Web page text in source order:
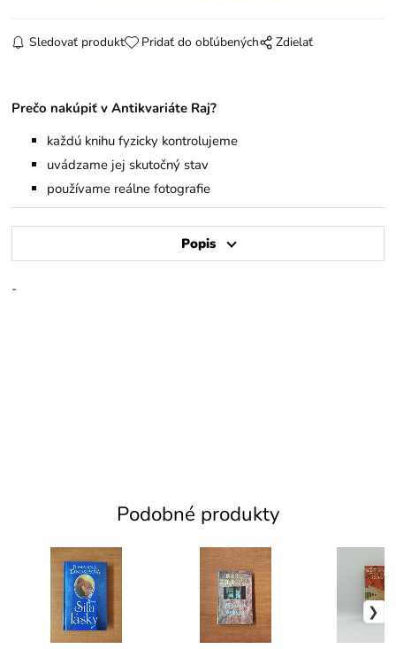
Sledovať produkt Pridať do obľúbených Zdielať
Prečo nakúpiť v Antikvariáte Raj?
každú knihu fyzicky kontrolujeme
uvádzame jej skutočný stav
používame reálne fotografie
Popis
-
Podobné produkty